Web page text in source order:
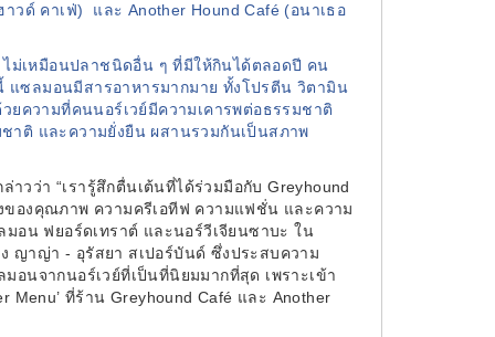
าวด์ คาเฟ่) และ Another Hound Café (อนาเธอ
ม่เหมือนปลาชนิดอื่น ๆ ที่มีให้กินได้ตลอดปี คน
แซลมอนมีสารอาหารมากมาย ทั้งโปรตีน วิตามิน
ยความที่คนนอร์เวย์มีความเคารพต่อธรรมชาติ
าติ และความยั่งยืน ผสานรวมกันเป็นสภาพ
ล่าวว่า “เรารู้สึกตื่นเต้นที่ได้ร่วมมือกับ Greyhound
ของคุณภาพ ความครีเอทีฟ ความแฟชั่น และความ
มอน ฟยอร์ดเทราต์ และนอร์วีเจียนซาบะ ใน
ญาญ่า - อุรัสยา สเปอร์บันด์ ซึ่งประสบความ
อนจากนอร์เวย์ที่เป็นที่นิยมมากที่สุด เพราะเข้า
Menu’ ที่ร้าน Greyhound Café และ Another